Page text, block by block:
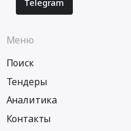
Меню
Поиск
Тендеры
Аналитика
Контакты